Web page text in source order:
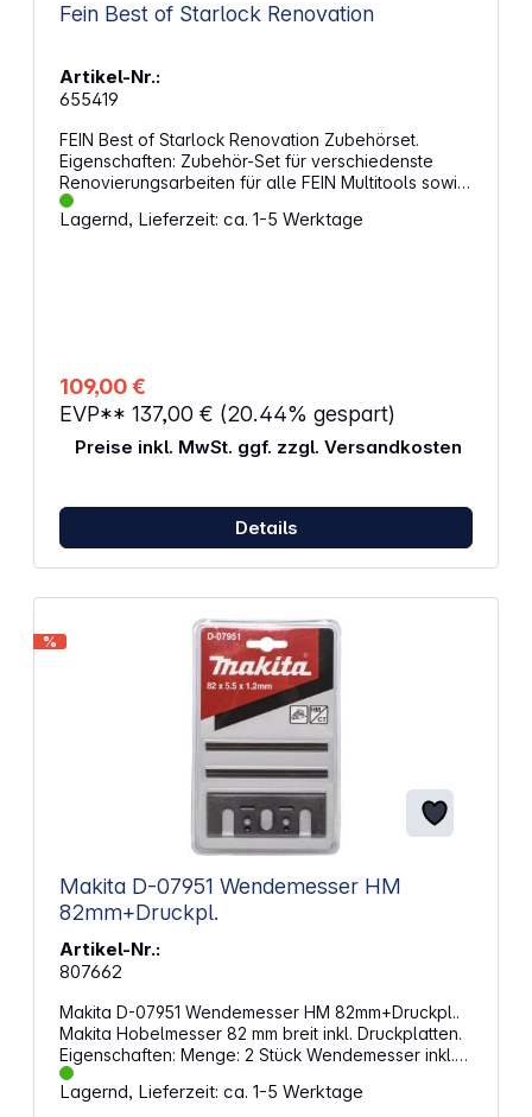
Fein Best of Starlock Renovation
Artikel-Nr.:
655419
FEIN Best of Starlock Renovation Zubehörset.
Eigenschaften: Zubehör-Set für verschiedenste
Renovierungsarbeiten für alle FEIN Multitools sowie
alle anderen gängigen Multitools mit Starlock-
Aufnahme Inhalt: 6 E-Cut Long-Life Sägeblätter (je 2
Lagernd, Lieferzeit: ca. 1-5 Werktage
109,00 €
EVP** 137,00 € (20.44% gespart)
Preise inkl. MwSt. ggf. zzgl. Versandkosten
Details
%
Makita D-07951 Wendemesser HM
82mm+Druckpl.
Artikel-Nr.:
807662
Makita D-07951 Wendemesser HM 82mm+Druckpl..
Makita Hobelmesser 82 mm breit inkl. Druckplatten.
Eigenschaften: Menge: 2 Stück Wendemesser inkl.
Druckplatten Passend für Makita 1100, DKP180,
KP0810C
Lagernd, Lieferzeit: ca. 1-5 Werktage